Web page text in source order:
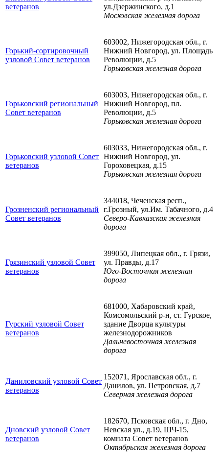
ветеранов
ул.Дзержинского, д.1
Московская железная дорога
Горький-сортировочный
узловой Совет ветеранов
603002, Нижегородская обл., г.
Нижний Новгород, ул. Площадь
Революции, д.5
Горьковская железная дорога
Горьковский региональный
Совет ветеранов
603003, Нижегородская обл., г.
Нижний Новгород, пл.
Революции, д.5
Горьковская железная дорога
Горьковский узловой Совет
ветеранов
603033, Нижегородская обл., г.
Нижний Новгород, ул.
Гороховецкая, д.15
Горьковская железная дорога
Грозненский региональный
Совет ветеранов
344018, Чеченская респ.,
г.Грозный, ул.Им. Табачного, д.4
Северо-Кавказская железная
дорога
Грязинский узловой Совет
ветеранов
399050, Липецкая обл., г. Грязи,
ул. Правды, д.17
Юго-Восточная железная
дорога
Гурский узловой Совет
ветеранов
681000, Хабаровский край,
Комсомольский р-н, ст. Гурское,
здание Дворца культуры
железнодорожников
Дальневосточная железная
дорога
Даниловский узловой Совет
ветеранов
152071, Ярославская обл., г.
Данилов, ул. Петровская, д.7
Северная железная дорога
Дновский узловой Совет
ветеранов
182670, Псковская обл., г. Дно,
Невская ул., д.19, ШЧ-15,
комната Совет ветеранов
Октябрьская железная дорога